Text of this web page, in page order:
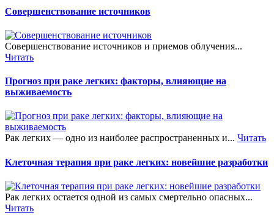
Совершенствование источников
Совершенствование источников и приемов облучения...
Читать
Прогноз при раке легких: факторы, влияющие на
выживаемость
Рак легких — одно из наиболее распространенных и... Читать
Клеточная терапия при раке легких: новейшие разработки
Рак легких остается одной из самых смертельно опасных...
Читать